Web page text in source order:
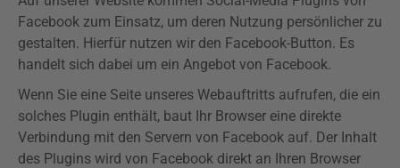
Facebook zum Einsatz, um deren Nutzung persönlicher zu
gestalten. Hierfür nutzen wir den Facebook-Button. Es
handelt sich dabei um ein Angebot von Facebook.
Wenn Sie eine Seite unseres Webauftritts aufrufen, die ein
solches Plugin enthält, baut Ihr Browser eine direkte
Verbindung mit den Servern von Facebook auf. Der Inhalt
des Plugins wird von Facebook direkt an Ihren Browser